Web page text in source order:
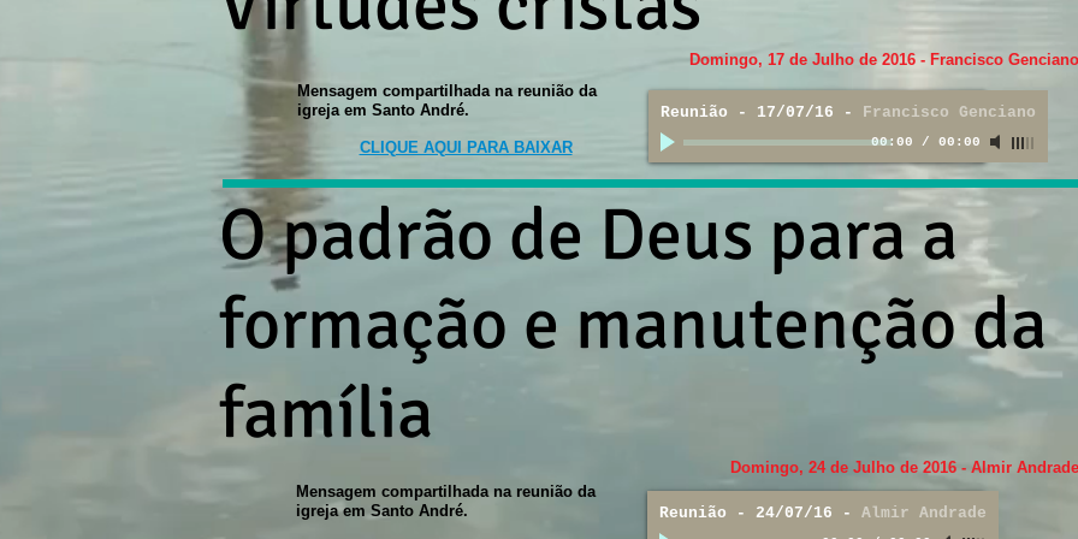
Domingo, 17 de Julho de 2016 - Francisco Genciano
Mensagem compartilhada na reunião da
igreja em Santo André.
CLIQUE AQUI PARA BAIXAR
Reunião - 17/07/16 - Francisco Genciano
00:00 / 00:00
O padrão de Deus para a
formação e manutenção da
família
Domingo, 24 de Julho de 2016 - Almir Andrade
Mensagem compartilhada na reunião da
igreja em Santo André.
Reunião - 24/07/16 - Almir Andrade